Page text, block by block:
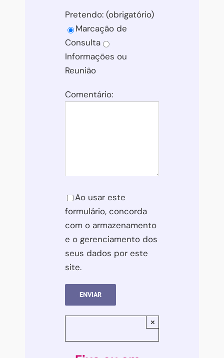
Pretendo: (obrigatório)
Marcação de
Consulta
Informações ou
Reunião
Comentário:
Ao usar este
formulário, concorda
com o armazenamento
e o gerenciamento dos
seus dados por este
site.
×